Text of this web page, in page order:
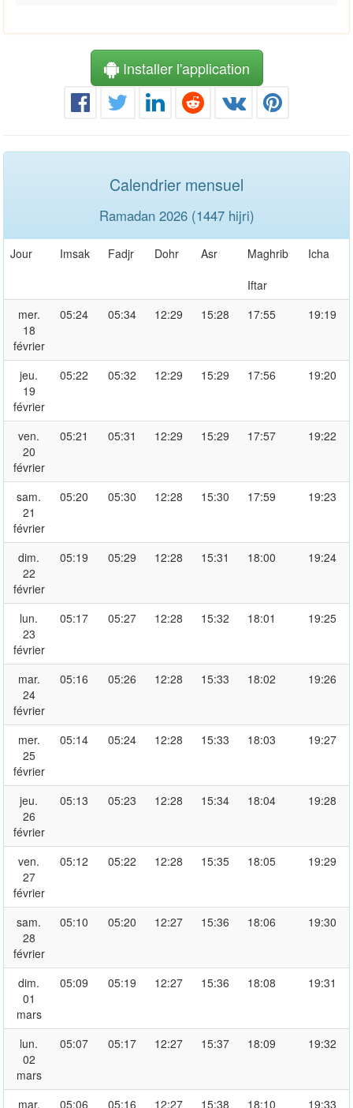
Installer l'application
Calendrier mensuel
Ramadan 2026 (1447 hijri)
Jour Imsak Fadjr Dohr Asr
Maghrib
Iftar
Icha
mer.
18
février
05:24 05:34 12:29 15:28 17:55 19:19
jeu.
19
février
05:22 05:32 12:29 15:29 17:56 19:20
ven.
20
février
05:21 05:31 12:29 15:29 17:57 19:22
sam.
21
février
05:20 05:30 12:28 15:30 17:59 19:23
dim.
22
février
05:19 05:29 12:28 15:31 18:00 19:24
lun.
23
février
05:17 05:27 12:28 15:32 18:01 19:25
mar.
24
février
05:16 05:26 12:28 15:33 18:02 19:26
mer.
25
février
05:14 05:24 12:28 15:33 18:03 19:27
jeu.
26
février
05:13 05:23 12:28 15:34 18:04 19:28
ven.
27
février
05:12 05:22 12:28 15:35 18:05 19:29
sam.
28
février
05:10 05:20 12:27 15:36 18:06 19:30
dim.
01
mars
05:09 05:19 12:27 15:36 18:08 19:31
lun.
02
mars
05:07 05:17 12:27 15:37 18:09 19:32
mar. 05:06 05:16 12:27 15:38 18:10 19:33